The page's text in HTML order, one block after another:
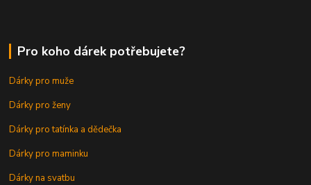
Pro koho dárek potřebujete?
Dárky pro muže
Dárky pro ženy
Dárky pro tatínka a dědečka
Dárky pro maminku
Dárky na svatbu